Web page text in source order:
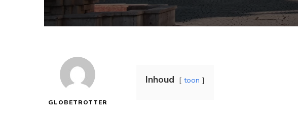
GLOBETROTTER
Inhoud toon